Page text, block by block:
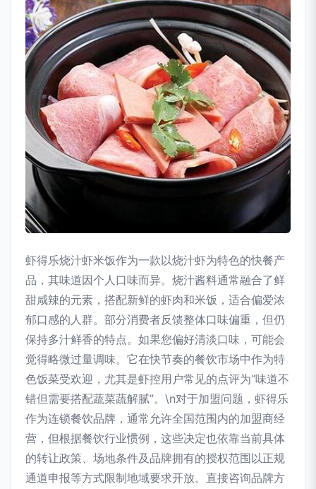
虾得乐烧汁虾米饭作为一款以烧汁虾为特色的快餐产
品，其味道因个人口味而异。烧汁酱料通常融合了鲜
甜咸辣的元素，搭配新鲜的虾肉和米饭，适合偏爱浓
郁口感的人群。部分消费者反馈整体口味偏重，但仍
保持多汁鲜香的特点。如果您偏好清淡口味，可能会
觉得略微过量调味。它在快节奏的餐饮市场中作为特
色饭菜受欢迎，尤其是虾控用户常见的点评为“味道不
错但需要搭配蔬菜蔬解腻”。\n对于加盟问题，虾得乐
作为连锁餐饮品牌，通常允许全国范围内的加盟商经
营，但根据餐饮行业惯例，这些决定也依靠当前具体
的转让政策、场地条件及品牌拥有的授权范围以正规
通道申报等方式限制地域要求开放。直接咨询品牌方